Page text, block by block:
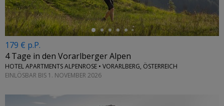
179 € p.P.
4 Tage in den Vorarlberger Alpen
HOTEL APARTMENTS ALPENROSE • VORARLBERG, ÖSTERREICH
EINLÖSBAR BIS 1. NOVEMBER 2026